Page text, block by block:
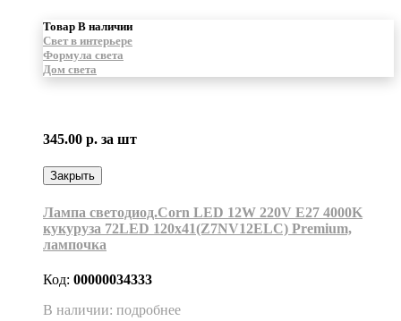
Товар В наличии
Свет в интерьере
Формула света
Дом света
345.00 р. за шт
Закрыть
Лампа светодиод.Corn LED 12W 220V E27 4000K
кукуруза 72LED 120x41(Z7NV12ELC) Premium,
лампочка
Код: 00000034333
В наличии: подробнее